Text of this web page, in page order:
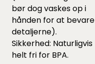
bør dog vaskes op i
hånden for at bevare
detaljerne).
Sikkerhed: Naturligvis
helt fri for BPA.